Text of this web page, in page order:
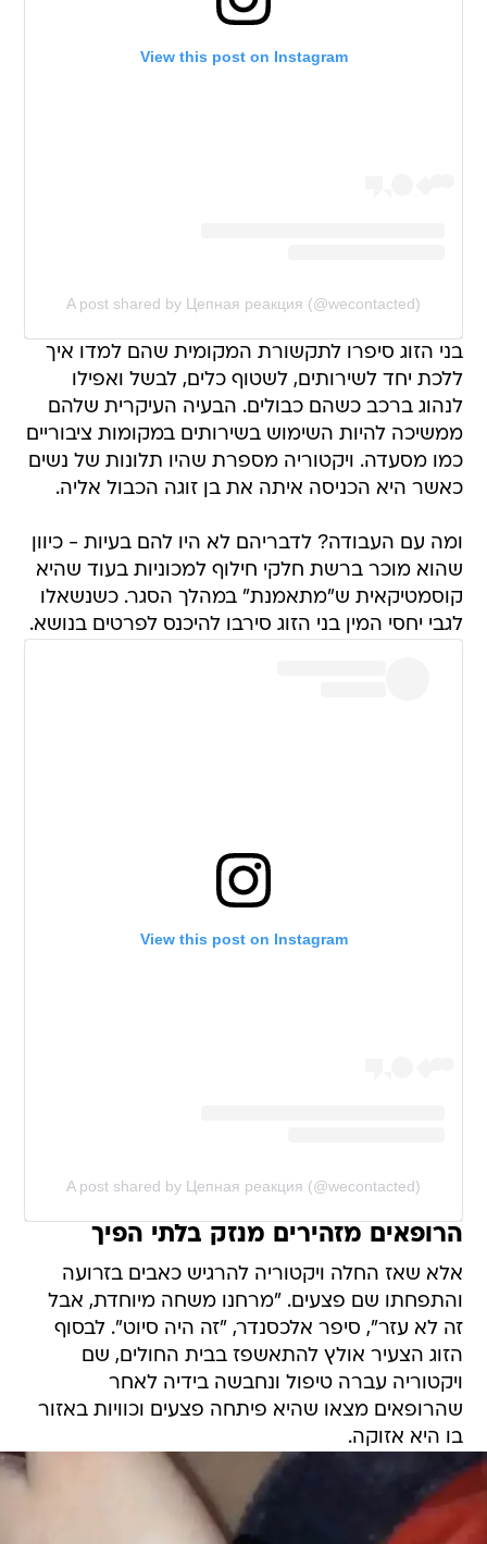
View this post on Instagram
A post shared by Цепная реакция (@wecontacted)
בני הזוג סיפרו לתקשורת המקומית שהם למדו איך
ללכת יחד לשירותים, לשטוף כלים, לבשל ואפילו
לנהוג ברכב כשהם כבולים. הבעיה העיקרית שלהם
ממשיכה להיות השימוש בשירותים במקומות ציבוריים
כמו מסעדה. ויקטוריה מספרת שהיו תלונות של נשים
כאשר היא הכניסה איתה את בן זוגה הכבול אליה.
ומה עם העבודה? לדבריהם לא היו להם בעיות - כיוון
שהוא מוכר ברשת חלקי חילוף למכוניות בעוד שהיא
קוסמטיקאית ש"מתאמנת" במהלך הסגר. כשנשאלו
לגבי יחסי המין בני הזוג סירבו להיכנס לפרטים בנושא.
View this post on Instagram
A post shared by Цепная реакция (@wecontacted)
הרופאים מזהירים מנזק בלתי הפיך
אלא שאז החלה ויקטוריה להרגיש כאבים בזרועה
והתפחתו שם פצעים. "מרחנו משחה מיוחדת, אבל
זה לא עזר", סיפר אלכסנדר, "זה היה סיוט". לבסוף
הזוג הצעיר אולץ להתאשפז בבית החולים, שם
ויקטוריה עברה טיפול ונחבשה בידיה לאחר
שהרופאים מצאו שהיא פיתחה פצעים וכוויות באזור
בו היא אזוקה.